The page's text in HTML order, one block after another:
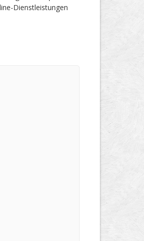
Dienstleistungen